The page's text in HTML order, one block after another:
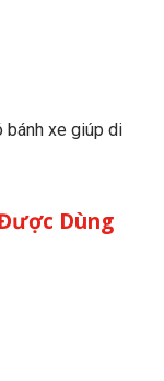
xe giúp di
Dùng